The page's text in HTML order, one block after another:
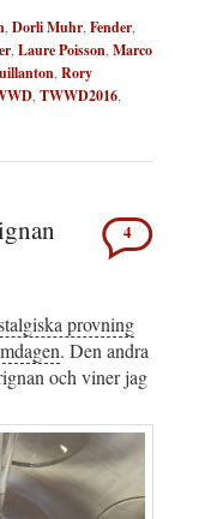
,Dorli Muhr,Fender,
,Laure Poisson,Marco
,Rory
,TWWD2016,
4
provning
. Den andra
och viner jag